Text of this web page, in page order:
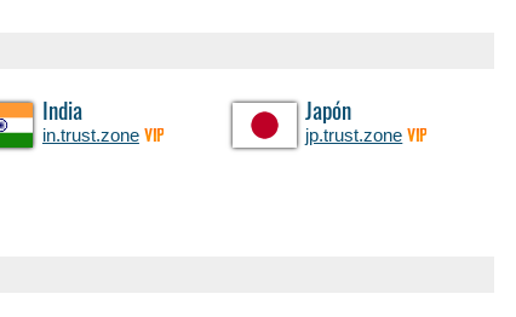
India
in.trust.zone VIP
Japón
jp.trust.zone VIP